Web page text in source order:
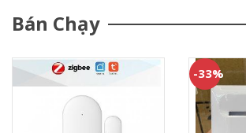
Bán Chạy